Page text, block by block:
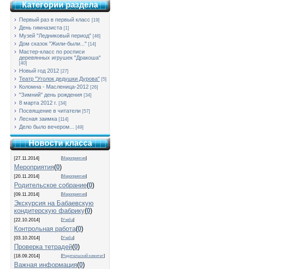
Категории раздела
Первый раз в первый класс [19]
День гимназиста [1]
Музей "Ледниковый период" [46]
Дом сказок "Жили-были..." [14]
Мастер-класс по росписи
деревянных игрушек "Дракоша"
[40]
Новый год 2012 [27]
Театр "Уголок дедушки Дурова" [5]
Коломна - Масленица-2012 [26]
"Зимний" день рождения [34]
8 марта 2012 г. [34]
Посвящение в читатели [57]
Лесная заимка [114]
Дело было вечером... [49]
Новости класса
[27.11.2014] [Мероприятия]
Мероприятия(0)
[20.11.2014] [Мероприятия]
Родительское собрание(0)
[09.11.2014] [Мероприятия]
Экскурсия на Бабаевскую
кондитерскую фабрику(0)
[22.10.2014] [Учеба]
Контрольная работа(0)
[03.10.2014] [Учеба]
Проверка тетрадей(0)
[18.09.2014] [Родительский комитет]
Важная информация(0)